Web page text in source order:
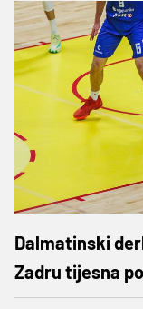
Dalmatinski
Zadru tijesna